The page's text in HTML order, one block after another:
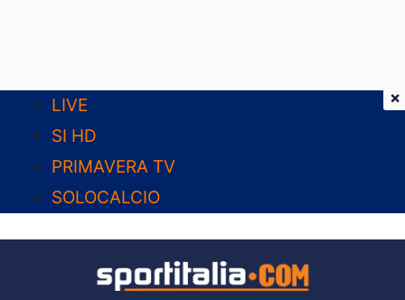
contenuto
LIVE
SI HD
PRIMAVERA TV
SOLOCALCIO
×